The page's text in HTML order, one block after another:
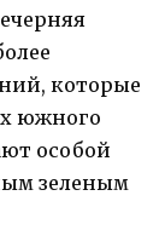
которые
южного
особой
зеленым